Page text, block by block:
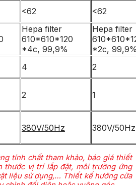
<62 <62
Hepa filter
610*610*120
*4c, 99,9%
Hepa filter
*2c,
4
2
2 1
380V/50Hz 380V/50Hz
tính chất tham khảo, báo giá thiết
thước vị trí lắp đặt, môi trường ứng
liệu sử dụng,… Thiết kế hướng cửa